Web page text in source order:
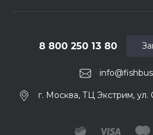
8 800 250 13 80
г. Москва, ТЦ Экстрим, ул.